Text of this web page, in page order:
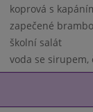
koprová s
zapečené
školní salát
voda se sirupem,